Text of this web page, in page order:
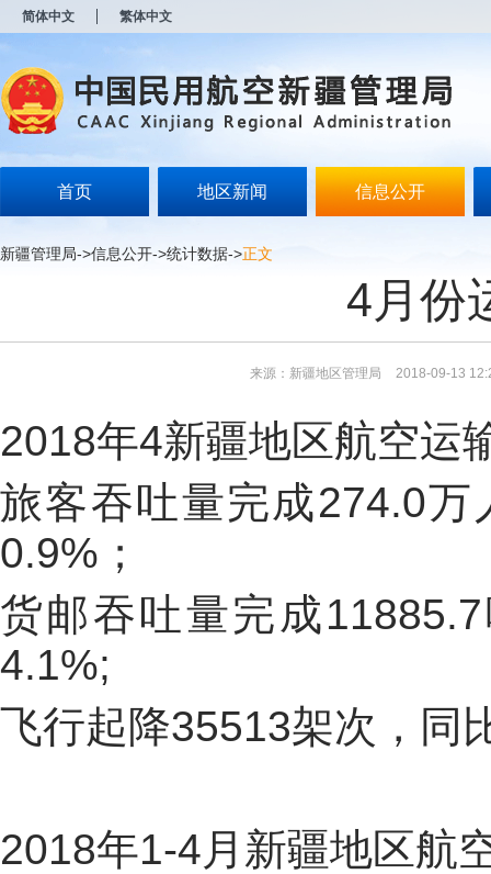
简体中文 繁体中文
首页 地区新闻 信息公开
新疆管理局->信息公开->统计数据->正文
4月份
来源：新疆地区管理局 2018-09-13
2018年4新疆地区航空运
旅客吞吐量完成274.0万
0.9% ；
货邮吞吐量完成11885.7
4.1%;
飞行起降35513架次，同
2018年1-4月新疆地区航
开
无
障
说
按
Alt
键
模
式